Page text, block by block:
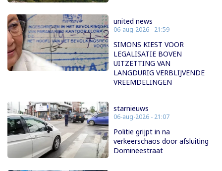
united news
06-aug-2026 - 21:59
SIMONS KIEST VOOR
LEGALISATIE BOVEN
UITZETTING VAN
LANGDURIG VERBLIJVENDE
VREEMDELINGEN
starnieuws
06-aug-2026 - 21:07
Politie grijpt in na
verkeerschaos door afsluiting
Domineestraat